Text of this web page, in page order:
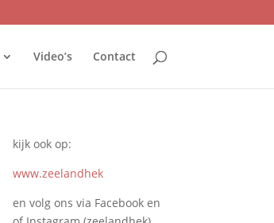
Video’s Contact
kijk ook op:
www.zeelandhek
en volg ons via Facebook en